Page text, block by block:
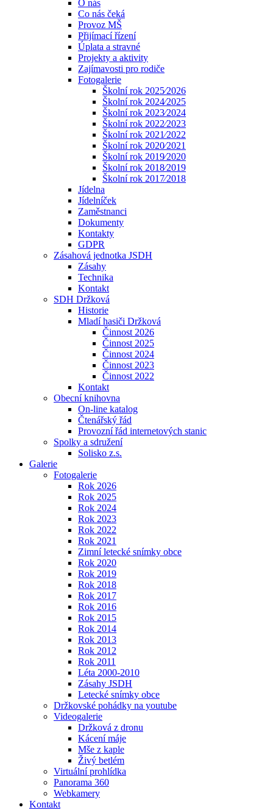
O nás
Co nás čeká
Provoz MŠ
Přijímací řízení
Úplata a stravné
Projekty a aktivity
Zajímavosti pro rodiče
Fotogalerie
Školní rok 2025⁄2026
Školní rok 2024⁄2025
Školní rok 2023⁄2024
Školní rok 2022⁄2023
Školní rok 2021⁄2022
Školní rok 2020⁄2021
Školní rok 2019⁄2020
Školní rok 2018⁄2019
Školní rok 2017⁄2018
Jídelna
Jídelníček
Zaměstnanci
Dokumenty
Kontakty
GDPR
Zásahová jednotka JSDH
Zásahy
Technika
Kontakt
SDH Držková
Historie
Mladí hasiči Držková
Činnost 2026
Činnost 2025
Činnost 2024
Činnost 2023
Činnost 2022
Kontakt
Obecní knihovna
On-line katalog
Čtenářský řád
Provozní řád internetových stanic
Spolky a sdružení
Solisko z.s.
Galerie
Fotogalerie
Rok 2026
Rok 2025
Rok 2024
Rok 2023
Rok 2022
Rok 2021
Zimní letecké snímky obce
Rok 2020
Rok 2019
Rok 2018
Rok 2017
Rok 2016
Rok 2015
Rok 2014
Rok 2013
Rok 2012
Rok 2011
Léta 2000-2010
Zásahy JSDH
Letecké snímky obce
Držkovské pohádky na youtube
Videogalerie
Držková z dronu
Kácení máje
Mše z kaple
Živý betlém
Virtuální prohlídka
Panorama 360
Webkamery
Kontakt